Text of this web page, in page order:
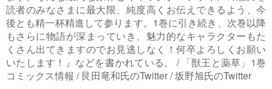
読者のみなさまに最大限、純度高くお伝えできるよう、今
後とも精一杯精進して参ります。1巻に引き続き、次巻以降
もさらに物語が深まっていき、魅力的なキャラクターもた
くさん出てきますのでお見逃しなく！何卒よろしくお願い
いたします！』などを書かれている。 / 「獣王と薬草」1巻
コミックス情報 / 艮田竜和氏のTwitter / 坂野旭氏のTwitter